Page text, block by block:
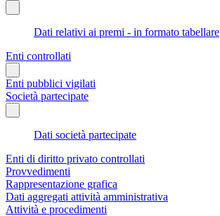
Dati relativi ai premi - in formato tabellare
Enti controllati
Enti pubblici vigilati
Società partecipate
Dati società partecipate
Enti di diritto privato controllati
Provvedimenti
Rappresentazione grafica
Dati aggregati attività amministrativa
Attività e procedimenti